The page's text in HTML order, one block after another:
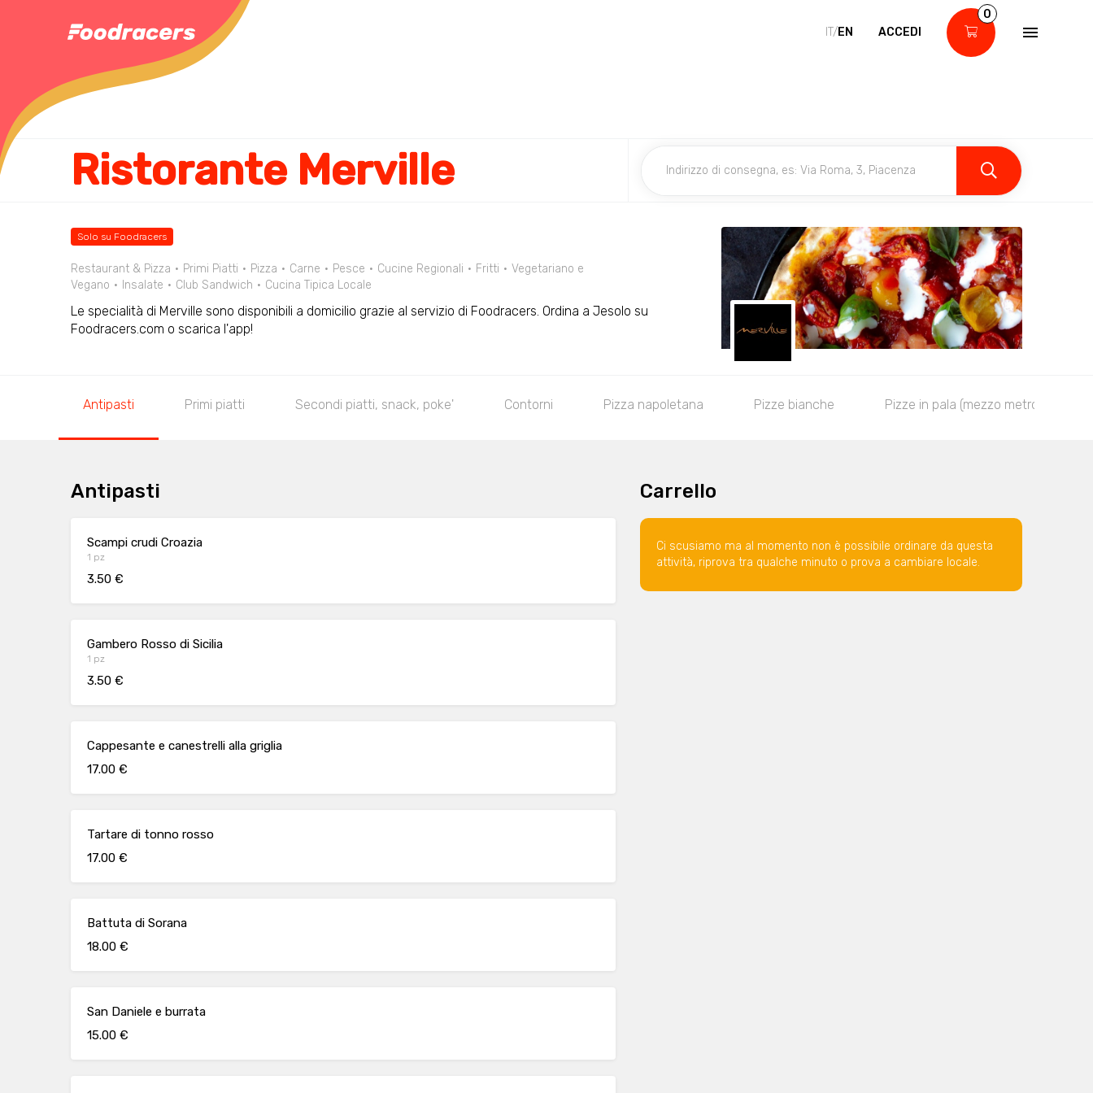
IT/EN ACCEDI
0
Ristorante Merville
Solo su Foodracers
Restaurant & Pizza Primi Piatti Pizza Carne Pesce Cucine Regionali Fritti
Vegetariano e
Vegano
Insalate Club Sandwich Cucina Tipica Locale
Le specialità di Merville sono disponibili a domicilio grazie al servizio di Foodracers. Ordina a Jesolo su
Foodracers.com o scarica l'app!
Antipasti Primi piatti Secondi piatti, snack, poke' Contorni Pizza napoletana Pizze bianche Pizze in pala (mezzo metro)
Antipasti
Scampi crudi Croazia
1 pz
3.50 €
Gambero Rosso di Sicilia
1 pz
3.50 €
Cappesante e canestrelli alla griglia
17.00 €
Tartare di tonno rosso
17.00 €
Battuta di Sorana
18.00 €
San Daniele e burrata
15.00 €
Carrello
Ci scusiamo ma al momento non è possibile ordinare da questa
attività, riprova tra qualche minuto o prova a cambiare locale.